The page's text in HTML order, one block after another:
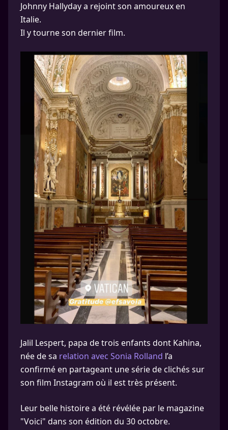
Johnny Hallyday a rejoint son amoureux en
Italie.
Il y tourne son dernier film.
Jalil Lespert, papa de trois enfants dont Kahina,
née de sa relation avec Sonia Rolland l’a
confirmé en partageant une série de clichés sur
son film Instagram où il est très présent.
Leur belle histoire a été révélée par le magazine
"Voici" dans son édition du 30 octobre.